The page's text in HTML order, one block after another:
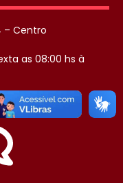
– Centro
as 08:00 hs à